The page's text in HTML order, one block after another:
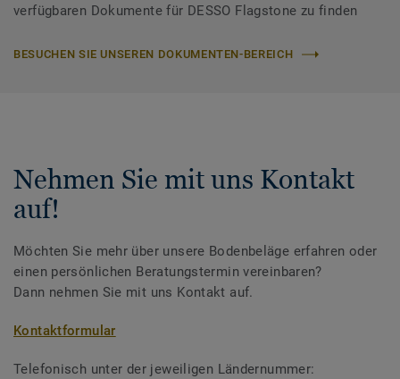
verfügbaren Dokumente für DESSO Flagstone zu finden
BESUCHEN SIE UNSEREN DOKUMENTEN-BEREICH
Nehmen Sie mit uns Kontakt
auf!
Möchten Sie mehr über unsere Bodenbeläge erfahren oder
einen persönlichen Beratungstermin vereinbaren?
Dann nehmen Sie mit uns Kontakt auf.
Kontaktformular
Telefonisch unter der jeweiligen Ländernummer: